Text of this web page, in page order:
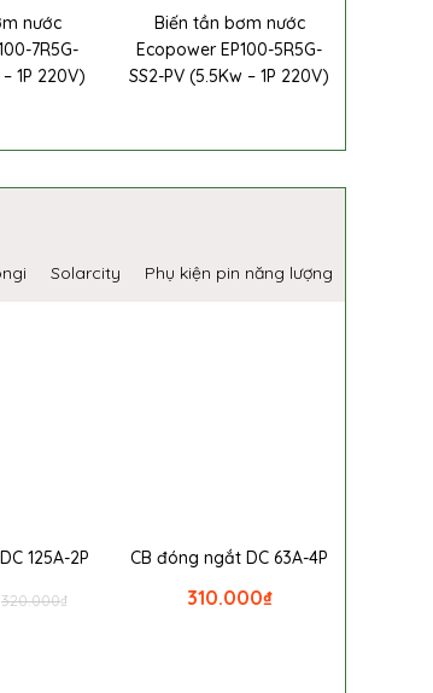
nước
7R5G-
1P 220V)
Biến tần bơm nước
Ecopower EP100-5R5G-
SS2-PV (5.5Kw – 1P 220V)
Solarcity Phụ kiện pin năng lượng
125A-2P
₫
320.000
CB đóng ngắt DC 63A-4P
₫
310.000